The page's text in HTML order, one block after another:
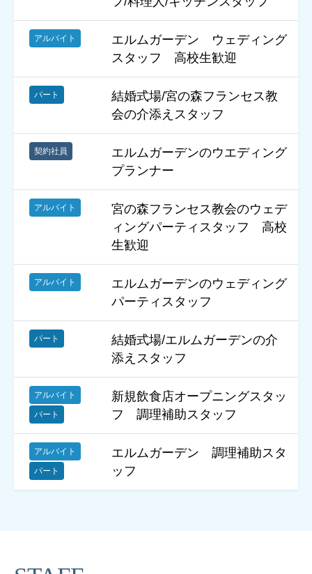
アルバイト
エルムガーデン ウェディング
スタッフ 高校生歓迎
パート
結婚式場/宮の森フランセス教
会の介添えスタッフ
契約社員
エルムガーデンのウエディング
プランナー
アルバイト
宮の森フランセス教会のウェデ
ィングパーティスタッフ 高校
生歓迎
アルバイト
エルムガーデンのウェディング
パーティスタッフ
パート
結婚式場/エルムガーデンの介
添えスタッフ
アルバイト
パート
新規飲食店オープニングスタッ
フ 調理補助スタッフ
アルバイト
パート
エルムガーデン 調理補助スタ
ッフ